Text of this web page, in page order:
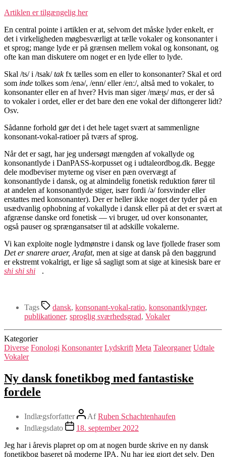
Artiklen er tilgængelig her
En central pointe i artiklen er at, selvom det måske lyder enkelt, er
det i virkeligheden møgbesværligt at tælle vokaler og konsonanter i
et sprog; mange lyde er på grænsen mellem vokal og konsonant, og
ofte kan man diskutere om noget er en lyde eller to lyde.
Skal /ts/ i /tsak/takfx tælles som en eller to konsonanter? Skal et ord
som inde tolkes som /enə/, /enn/ eller /enː/, altså med to vokaler, to
konsonanter eller en af hver? Hvis man siger /mæɪ̰s/mas, er der så
to vokaler i ordet, eller er det bare den ene vokal der diftongerer lidt?
Osv.
Sådanne forhold gør det i det hele taget svært at sammenligne
konsonant-vokal-ratioer på tværs af sprog.
Når det er sagt, har jeg undersøgt mængden af vokallyde og
konsonantlyde i DanPASS-korpusset og i udtaleordbog.dk. Begge
dele modbeviser myterne og viser en pæn overvægt af
konsonantlyde i dansk, og at almindelig fonetisk reduktion fører til
at andelen af konsonantlyde stiger, især fordi /ə/ forsvinder eller
erstattes med konsonanter). Der er heller ikke noget der tyder på en
usædvanlig ophobning af vokallyde i dansk eller på at det er svært at
afgrænse danske ord fonetisk — vi bruger, ud over konsonanter,
også pauser og sprængansatser til at adskille vokalerne.
Vi kan exploite nogle lydmønstre i dansk og lave fjollede fraser som
Det er snarere araer, Arafat, men at sige at dansk på den baggrund
er ekstremt vokalrigt, er lige så sagligt som at sige at kinesisk bare er
shi shi shi
.
Tags dansk, konsonant-vokal-ratio, konsonantklynger,
publikationer, sproglig sværhedsgrad, Vokaler
Kategorier
Diverse Fonologi Konsonanter Lydskrift Meta Taleorganer Udtale
Vokaler
Ny dansk fonetikbog med fantastiske
fordele
Indlægsforfatter AfRuben Schachtenhaufen
Indlægsdato
18. september 2022
Jeg har i årevis plapret op om at nogen burde skrive en ny dansk
fonetikbog baseret på moderne IPA. Nu har jeg gjort det selv. Den